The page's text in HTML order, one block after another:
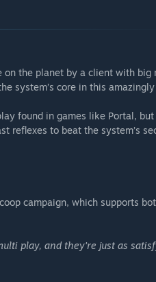
on the planet by a client with
system’s core in this
found in games like Portal,
reflexes to beat the system’s
campaign, which supports
play, and they're just as